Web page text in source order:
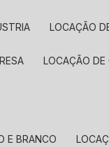
LOCAÇÃO
LOCAÇÃO
E BRANCO